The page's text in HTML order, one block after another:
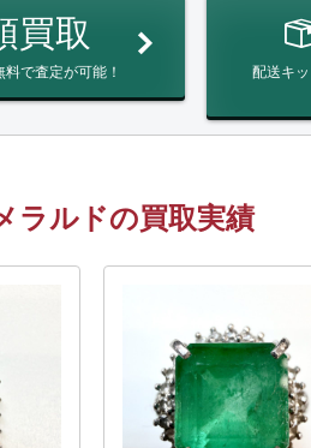
買取
で査定が可能！ 配送キ
ラルドの買取実績